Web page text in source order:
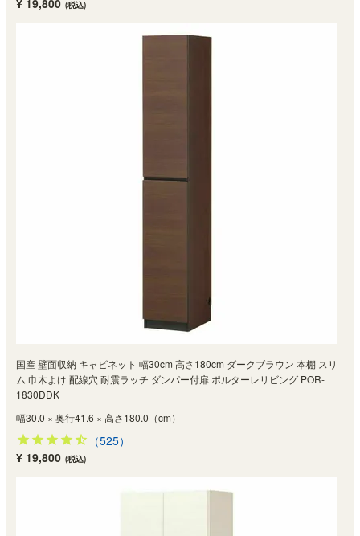
¥ 19,800 (税込)
国産 壁面収納 キャビネット 幅30cm 高さ180cm ダークブラウン 本棚 スリ
ム 巾木よけ 配線穴 耐震ラッチ ダンパー付扉 ポルターレリビング POR-
1830DDK
幅30.0 × 奥行41.6 × 高さ180.0（cm）
（525）
¥ 19,800 (税込)